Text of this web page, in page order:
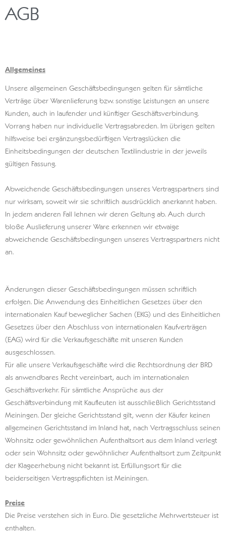
AGB
Allgemeines
Unsere allgemeinen Geschäftsbedingungen gelten für sämtliche
Verträge über Warenlieferung bzw. sonstige Leistungen an unsere
Kunden, auch in laufender und künftiger Geschäftsverbindung.
Vorrang haben nur individuelle Vertragsabreden. Im übrigen gelten
hilfsweise bei ergänzungsbedürftigen Vertragslücken die
Einheitsbedingungen der deutschen Textilindustrie in der jeweils
gültigen Fassung.
Abweichende Geschäftsbedingungen unseres Vertragspartners sind
nur wirksam, soweit wir sie schriftlich ausdrücklich anerkannt haben.
In jedem anderen Fall lehnen wir deren Geltung ab. Auch durch
bloße Auslieferung unserer Ware erkennen wir etwaige
abweichende Geschäftsbedingungen unseres Vertragspartners nicht
an.
Änderungen dieser Geschäftsbedingungen müssen schriftlich
erfolgen. Die Anwendung des Einheitlichen Gesetzes über den
internationalen Kauf beweglicher Sachen (EKG) und des Einheitlichen
Gesetzes über den Abschluss von internationalen Kaufverträgen
(EAG) wird für die Verkaufsgeschäfte mit unseren Kunden
ausgeschlossen.
Für alle unsere Verkaufsgeschäfte wird die Rechtsordnung der BRD
als anwendbares Recht vereinbart, auch im internationalen
Geschäftsverkehr. Für sämtliche Ansprüche aus der
Geschäftsverbindung mit Kaufleuten ist ausschließlich Gerichtsstand
Meiningen. Der gleiche Gerichtsstand gilt, wenn der Käufer keinen
allgemeinen Gerichtsstand im Inland hat, nach Vertragsschluss seinen
Wohnsitz oder gewöhnlichen Aufenthaltsort aus dem Inland verlegt
oder sein Wohnsitz oder gewöhnlicher Aufenthaltsort zum Zeitpunkt
der Klageerhebung nicht bekannt ist. Erfüllungsort für die
beiderseitigen Vertragspflichten ist Meiningen.
Preise
Die Preise verstehen sich in Euro. Die gesetzliche Mehrwertsteuer ist
enthalten.